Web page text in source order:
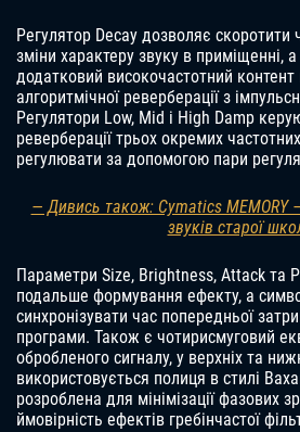
Регулятор Decay дозволяє скоротити
зміни характеру звуку в приміщенні,
додатковий високочастотний
алгоритмічної реверберації з
Регулятори Low, Mid і High Damp
реверберації трьох окремих
регулювати за допомогою пари
— Дивись також: Cymatics MEMORY
звуків старої
Параметри Size, Brightness, Attack та
подальше формування ефекту, а
синхронізувати час попередньої
програми. Також є чотирисмуговий
обробленого сигналу, у верхніх та
використовується полиця в стилі
розроблена для мінімізації фазових
ймовірність ефектів гребінчастої